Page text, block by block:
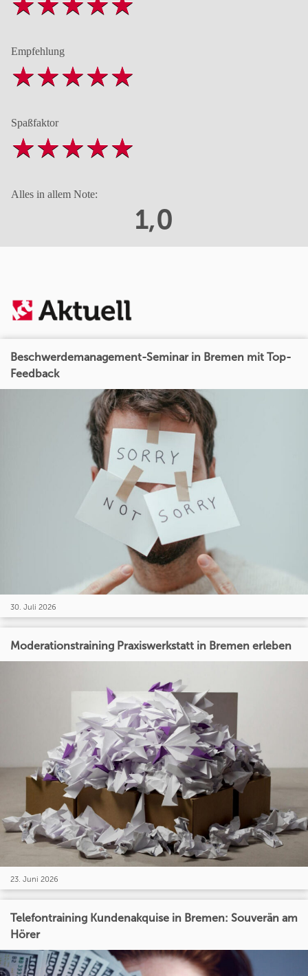
Empfehlung
Spaßfaktor
Alles in allem Note:
1,0
Beschwerdemanagement-Seminar in Bremen mit Top-
Feedback
30. Juli 2026
Moderationstraining Praxiswerkstatt in Bremen erleben
23. Juni 2026
Telefontraining Kundenakquise in Bremen: Souverän am
Hörer